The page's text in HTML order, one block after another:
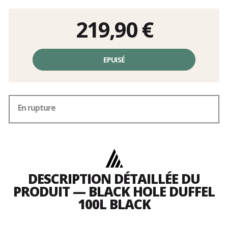
219,90 €
unitaire,
EPUISÉ
En rupture
DESCRIPTION DÉTAILLÉE DU
PRODUIT — BLACK HOLE DUFFEL
100L BLACK